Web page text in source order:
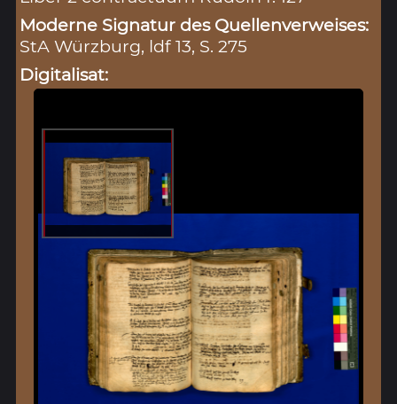
Moderne Signatur des Quellenverweises:
StA Würzburg, ldf 13, S. 275
Digitalisat: